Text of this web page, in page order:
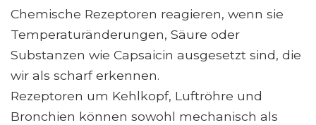
Chemische Rezeptoren reagieren, wenn sie
Temperaturänderungen, Säure oder
Substanzen wie Capsaicin ausgesetzt sind, die
wir als scharf erkennen.
Rezeptoren um Kehlkopf, Luftröhre und
Bronchien können sowohl mechanisch als